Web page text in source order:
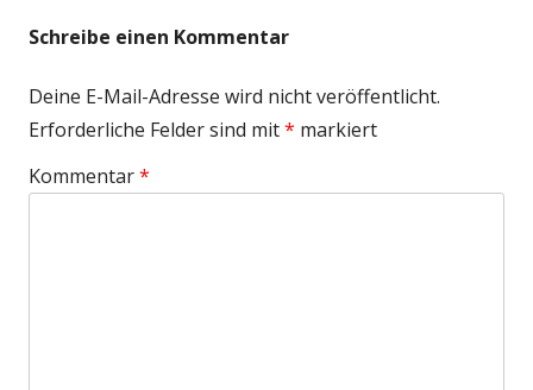
Schreibe einen Kommentar
Deine E-Mail-Adresse wird nicht veröffentlicht.
Erforderliche Felder sind mit* markiert
Kommentar*